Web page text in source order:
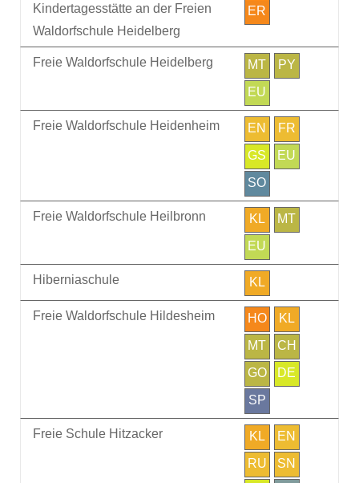
Kindertagesstätte an der Freien
Waldorfschule Heidelberg
ER
Freie Waldorfschule Heidelberg MT
PY
EU
Freie Waldorfschule Heidenheim EN
FR
GS
EU
SO
Freie Waldorfschule Heilbronn KL
MT
EU
Hiberniaschule KL
Freie Waldorfschule Hildesheim HO
KL
MT
CH
GO
DE
SP
Freie Schule Hitzacker KL
EN
RU
SN